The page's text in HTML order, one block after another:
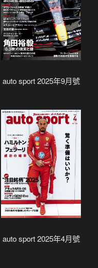
auto sport 2025年9月號
auto sport 2025年4月號